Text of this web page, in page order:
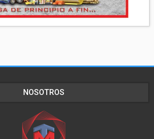
NOSOTROS